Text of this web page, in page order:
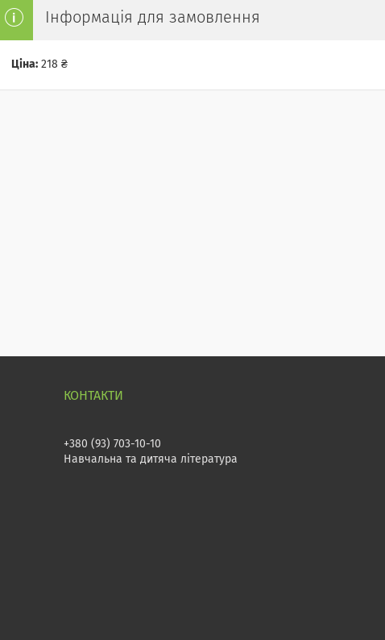
Інформація для замовлення
Ціна: 218 ₴
+380 (93) 703-10-10
Навчальна та дитяча література